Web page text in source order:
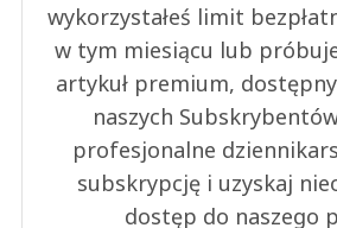
wykorzystałeś limit
w tym miesiącu lub
artykuł premium, dostępny
naszych
profesjonalne
subskrypcję i uzyskaj
dostęp do naszego